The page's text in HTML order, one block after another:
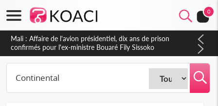
0
Nigeria : Le Togo et le Cameroun principaux acheteurs des
produits de la raffinerie Dangote en juillet